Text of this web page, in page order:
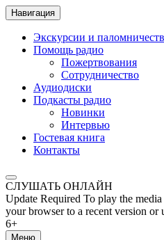
Навигация
Экскурсии и
Помощь радио
Пожертвования
Сотрудничество
Аудиодиски
Подкасты радио
Новинки
Интервью
Гостевая книга
Контакты
СЛУШАТЬ ОНЛАЙН
Update Required To play the
your browser to a recent version or
6+
Меню